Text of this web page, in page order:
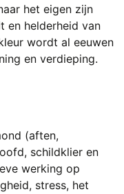
het eigen zijn
helderheid van
wordt al eeuwen
en verdieping.
(aften,
schildklier en
werking op
stress, het